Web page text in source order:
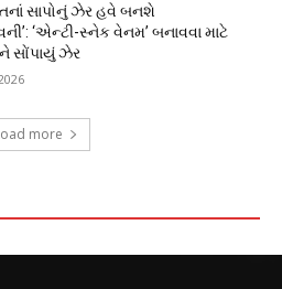
સાપોનું ઝેર હવે બનશે
‘એન્ટી-સ્નેક વેનમ’ બનાવવા માટે
સોંપાયું ઝેર
more